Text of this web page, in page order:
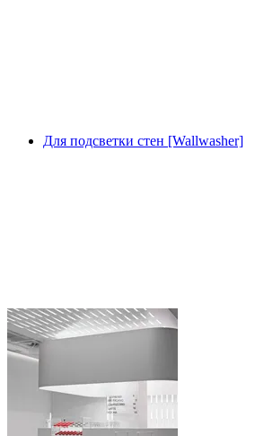
Для подсветки стен [Wallwasher]